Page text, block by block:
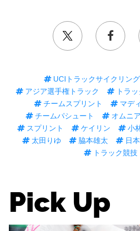
UCIトラックサイクリン
アジア選手権トラック
トラ
チームスプリント
マデ
チームパシュート
オムニ
スプリント
ケイリン 小
太田りゆ
脇本雄太
日本
トラック競技
Pick Up